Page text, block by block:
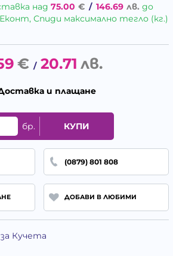
над 75.00 € / 146.69 лв. до
Спиди максимално тегло (кг.)
€ / 20.71 лв.
и плащане
бр. КУПИ
(0879) 801 808
ДОБАВИ В ЛЮБИМИ
Кучета